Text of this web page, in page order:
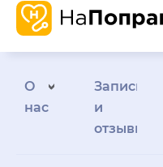
О
нас
Запись
и
отзывы